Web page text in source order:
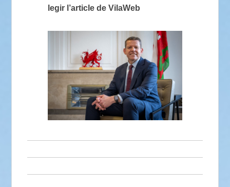
legir l’article de VilaWeb